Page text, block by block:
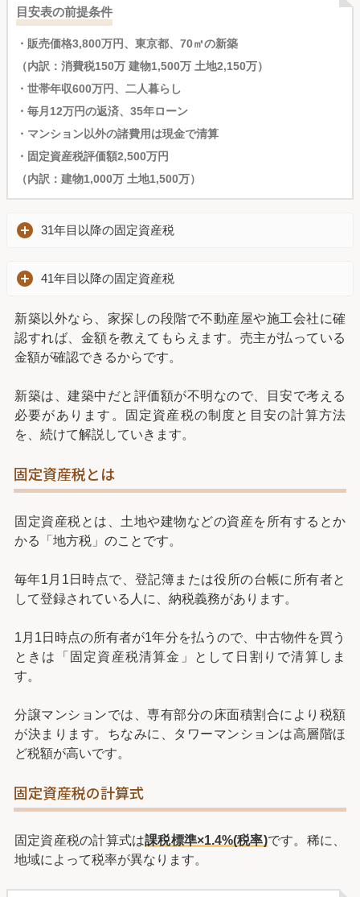
目安表の前提条件
・販売価格3,800万円、東京都、70㎡の新築
（内訳：消費税150万 建物1,500万 土地2,150万）
・世帯年収600万円、二人暮らし
・毎月12万円の返済、35年ローン
・マンション以外の諸費用は現金で清算
・固定資産税評価額2,500万円
（内訳：建物1,000万 土地1,500万）
31年目以降の固定資産税
41年目以降の固定資産税
新築以外なら、家探しの段階で不動産屋や施工会社に確
認すれば、金額を教えてもらえます。売主が払っている
金額が確認できるからです。
新築は、建築中だと評価額が不明なので、目安で考える
必要があります。固定資産税の制度と目安の計算方法
を、続けて解説していきます。
固定資産税とは
固定資産税とは、土地や建物などの資産を所有するとか
かる「地方税」のことです。
毎年1月1日時点で、登記簿または役所の台帳に所有者と
して登録されている人に、納税義務があります。
1月1日時点の所有者が1年分を払うので、中古物件を買う
ときは「固定資産税清算金」として日割りで清算しま
す。
分譲マンションでは、専有部分の床面積割合により税額
が決まります。ちなみに、タワーマンションは高層階ほ
ど税額が高いです。
固定資産税の計算式
固定資産税の計算式は課税標準×1.4%(税率)です。稀に、
地域によって税率が異なります。